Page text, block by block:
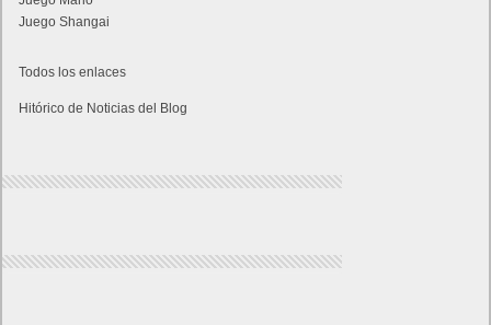
Juego Shangai
Todos los enlaces
Hitórico de Noticias del Blog